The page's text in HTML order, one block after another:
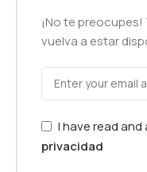
¡No te
vuelva a estar
I have read
privacidad